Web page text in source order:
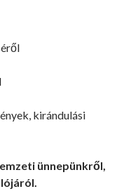
kirándulási
ünnepünkről,